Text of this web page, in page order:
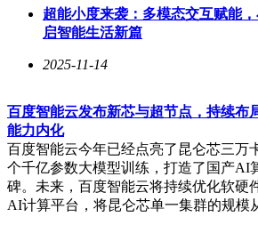
超能小度来袭：多模态交互赋能
启智能生活新篇
2025-11-14
百度智能云发布新芯与超节点，持续布
能力内化
百度智能云今年已经点亮了昆仑芯三万
个千亿参数大模型训练，打造了国产AI
碑。未来，百度智能云将持续优化软硬
AI计算平台，将昆仑芯单一集群的规